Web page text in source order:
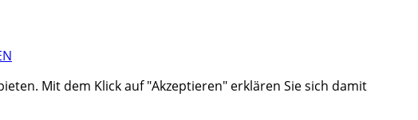
Mit dem Klick auf "Akzeptieren" erklären Sie sich damit